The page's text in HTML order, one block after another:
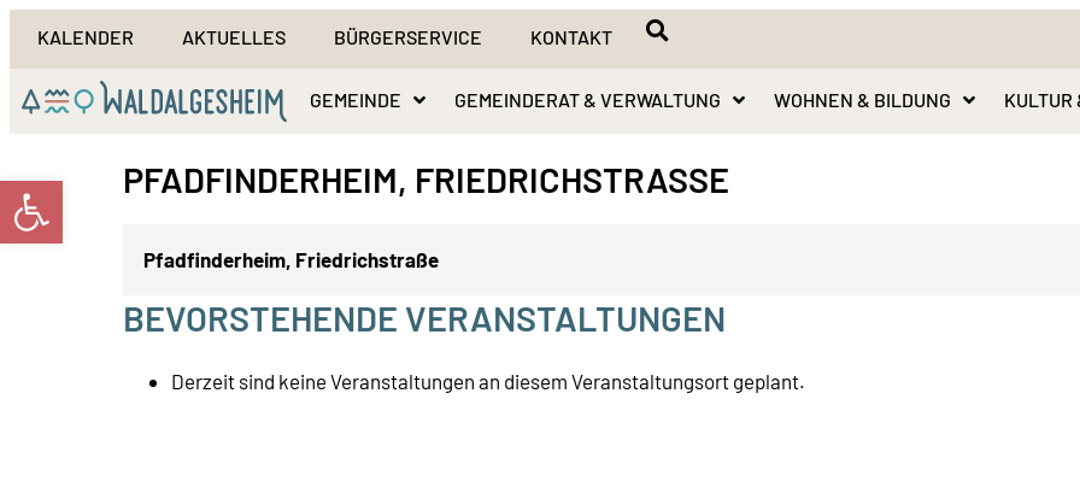
Werkzeugleiste öffnen
KALENDER AKTUELLES BÜRGERSERVICE KONTAKT
GEMEINDE GEMEINDERAT & VERWALTUNG WOHNEN & BILDUNG KULTUR
PFADFINDERHEIM, FRIEDRICHSTRASSE
Pfadfinderheim, Friedrichstraße
BEVORSTEHENDE VERANSTALTUNGEN
Derzeit sind keine Veranstaltungen an diesem Veranstaltungsort geplant.